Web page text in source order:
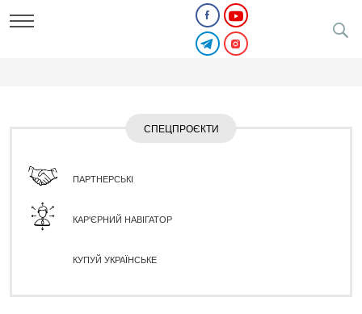
СПЕЦПРОЄКТИ
ПАРТНЕРСЬКІ
КАР'ЄРНИЙ НАВІГАТОР
КУПУЙ УКРАЇНСЬКЕ